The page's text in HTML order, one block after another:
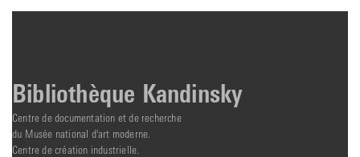
Bibliothèque Kandinsky
Centre de documentation et de recherche
du Musée national d'art moderne.
Centre de création industrielle.